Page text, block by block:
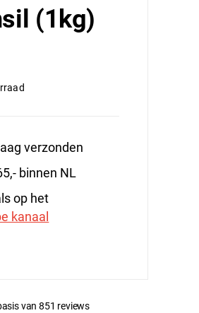
(1kg)
verzonden
binnen NL
op het
kanaal
van 851 reviews